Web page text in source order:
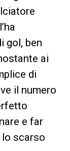
l’ha
gol, ben
ai
di
il numero
e far
lo scarso